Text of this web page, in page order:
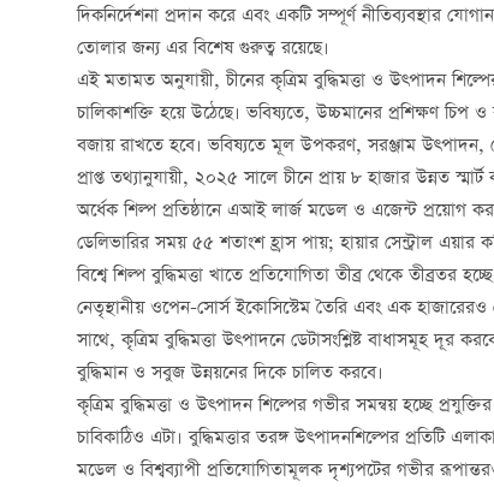
দিকনির্দেশনা প্রদান করে এবং একটি সম্পূর্ণ নীতিব্যবস্থার
তোলার জন্য এর বিশেষ গুরুত্ব রয়েছে।
এই মতামত অনুযায়ী, চীনের কৃত্রিম বুদ্ধিমত্তা ও উত্পাদন
চালিকাশক্তি হয়ে উঠেছে। ভবিষ্যতে, উচ্চমানের প্রশিক্ষণ চিপ
বজায় রাখতে হবে। ভবিষ্যতে মূল উপকরণ, সরঞ্জাম উত্পাদন,
প্রাপ্ত তথ্যানুযায়ী, ২০২৫ সালে চীনে প্রায় ৮ হাজার উন্নত
অর্ধেক শিল্প প্রতিষ্ঠানে এআই লার্জ মডেল ও এজেন্ট প্রয়োগ
ডেলিভারির সময় ৫৫ শতাংশ হ্রাস পায়; হায়ার সেন্ট্রাল
বিশ্বে শিল্প বুদ্ধিমত্তা খাতে প্রতিযোগিতা তীব্র থেকে তীব্রতর
নেতৃস্থানীয় ওপেন-সোর্স ইকোসিস্টেম তৈরি এবং এক
সাথে, কৃত্রিম বুদ্ধিমত্তা উত্পাদনে ডেটাসংশ্লিষ্ট বাধাসমূহ
বুদ্ধিমান ও সবুজ উন্নয়নের দিকে চালিত করবে।
কৃত্রিম বুদ্ধিমত্তা ও উত্পাদন শিল্পের গভীর সমন্বয় হচ্ছে
চাবিকাঠিও এটা। বুদ্ধিমত্তার তরঙ্গ উত্পাদনশিল্পের প্রতিটি
মডেল ও বিশ্বব্যাপী প্রতিযোগিতামূলক দৃশ্যপটের গভীর